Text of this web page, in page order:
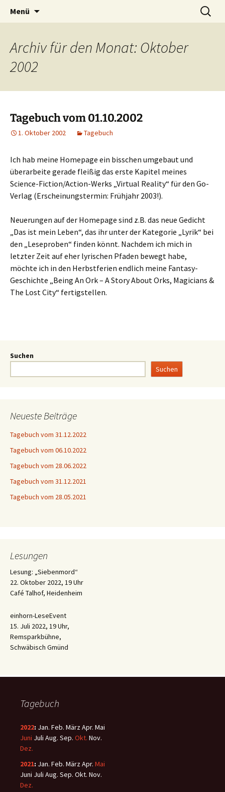
Timo Bader
Willkommen im Reich der Geschichten
Menü
Archiv für den Monat: Oktober
2002
Tagebuch vom 01.10.2002
1. Oktober 2002 Tagebuch
Ich hab meine Homepage ein bisschen umgebaut und
überarbeite gerade fleißig das erste Kapitel meines
Science-Fiction/Action-Werks „Virtual Reality“ für den Go-
Verlag (Erscheinungstermin: Frühjahr 2003!).
Neuerungen auf der Homepage sind z.B. das neue Gedicht
„Das ist mein Leben“, das ihr unter der Kategorie „Lyrik“ bei
den „Leseproben“ finden könnt. Nachdem ich mich in
letzter Zeit auf eher lyrischen Pfaden bewegt habe,
möchte ich in den Herbstferien endlich meine Fantasy-
Geschichte „Being An Ork – A Story About Orks, Magicians &
The Lost City“ fertigstellen.
Suchen
Suchen
Neueste Beiträge
Tagebuch vom 31.12.2022
Tagebuch vom 06.10.2022
Tagebuch vom 28.06.2022
Tagebuch vom 31.12.2021
Tagebuch vom 28.05.2021
Lesungen
Lesung: „Siebenmord“
22. Oktober 2022, 19 Uhr
Café Talhof, Heidenheim
einhorn-LeseEvent
15. Juli 2022, 19 Uhr,
Remsparkbühne,
Schwäbisch Gmünd
Tagebuch
2022: Jan. Feb. MärzApr. Mai
Juni Juli Aug. Sep. Okt. Nov.
Dez.
2021: Jan. Feb. MärzApr. Mai
Juni Juli Aug. Sep. Okt. Nov.
Dez.